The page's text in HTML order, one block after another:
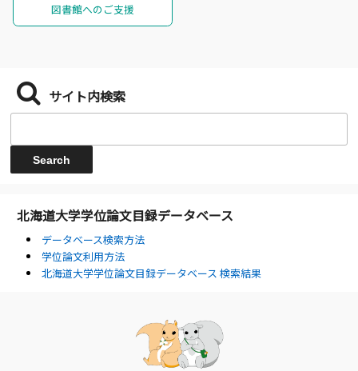
図書館へのご支援
サイト内検索
北海道大学学位論文目録データベース
データベース検索方法
学位論文利用方法
北海道大学学位論文目録データベース 検索結果